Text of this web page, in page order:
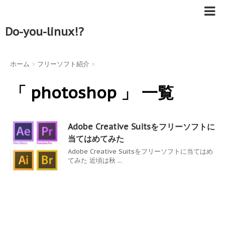
Do-you-linux!?
ホーム > フリーソフト紹介 >
「 photoshop 」 一覧
Adobe Creative Suitsをフリーソフトに
当てはめてみた
Adobe Creative Suitsをフリーソフトに当てはめ
てみた 近頃は秋 ...